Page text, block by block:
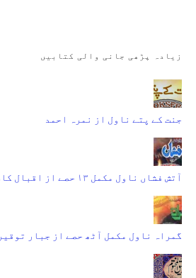
زیادہ پڑھی جانی والی کتابیں
جنت کے پتے ناول از نمرہ احمد
آتش فشاں ناول مکمل ۱۳ حصے از اقبال کاظمی
گمراہ ناول مکمل آٹھ حصے از جبار توقیر